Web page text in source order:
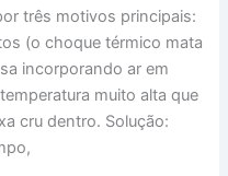
três motivos principais:
(o choque térmico mata
incorporando ar em
muito alta que
cru dentro. Solução: